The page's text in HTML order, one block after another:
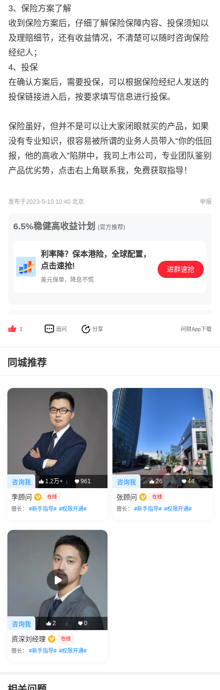
3、保险方案了解
收到保险方案后，仔细了解保险保障内容、投保须知以
及理赔细节，还有收益情况，不清楚可以随时咨询保险
经纪人；
4、投保
在确认方案后，需要投保，可以根据保险经纪人发送的
投保链接进入后，按要求填写信息进行投保。
保险虽好，但并不是可以让大家闭眼就买的产品，如果
没有专业知识，很容易被所谓的业务人员带入“你的低回
报，他的高收入”陷阱中，我司上市公司，专业团队鉴别
产品优劣势，点击右上角联系我，免费获取指导！
发布于2023-5-10 10:40 北京 举报
6.5%稳健高收益计划 (官方推荐)
利率降？保本港险，全球配置，
点击速抢!
美元保单，降息不慌
进群速抢
1 追问 分享 问财App下载
同城推荐
咨询我 1.2万+ | 961
李顾问 在线
擅长： #新手指导# #权限开通#
咨询我 26 | 44
张顾问 在线
擅长： #新手指导# #权限开通#
咨询我 2 | 0
资深刘经理 在线
擅长： #新手指导# #权限开通#